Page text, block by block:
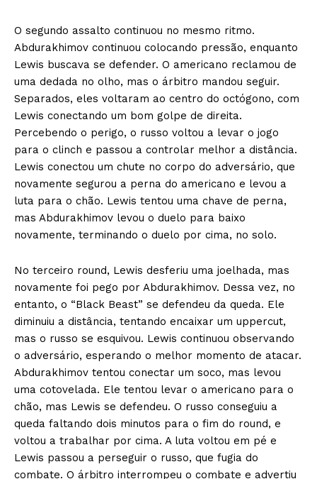
O segundo assalto continuou no mesmo ritmo.
Abdurakhimov continuou colocando pressão, enquanto
Lewis buscava se defender. O americano reclamou de
uma dedada no olho, mas o árbitro mandou seguir.
Separados, eles voltaram ao centro do octógono, com
Lewis conectando um bom golpe de direita.
Percebendo o perigo, o russo voltou a levar o jogo
para o clinch e passou a controlar melhor a distância.
Lewis conectou um chute no corpo do adversário, que
novamente segurou a perna do americano e levou a
luta para o chão. Lewis tentou uma chave de perna,
mas Abdurakhimov levou o duelo para baixo
novamente, terminando o duelo por cima, no solo.
No terceiro round, Lewis desferiu uma joelhada, mas
novamente foi pego por Abdurakhimov. Dessa vez, no
entanto, o “Black Beast” se defendeu da queda. Ele
diminuiu a distância, tentando encaixar um uppercut,
mas o russo se esquivou. Lewis continuou observando
o adversário, esperando o melhor momento de atacar.
Abdurakhimov tentou conectar um soco, mas levou
uma cotovelada. Ele tentou levar o americano para o
chão, mas Lewis se defendeu. O russo conseguiu a
queda faltando dois minutos para o fim do round, e
voltou a trabalhar por cima. A luta voltou em pé e
Lewis passou a perseguir o russo, que fugia do
combate. O árbitro interrompeu o combate e advertiu